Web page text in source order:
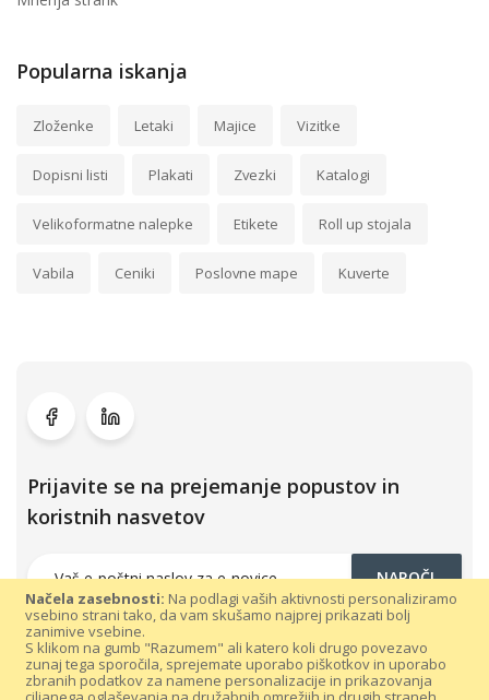
Načela zasebnosti: Na podlagi vaših aktivnosti personaliziramo
vsebino strani tako, da vam skušamo najprej prikazati bolj
zanimive vsebine.
S klikom na gumb "Razumem" ali katero koli drugo povezavo
zunaj tega sporočila, sprejemate uporabo piškotkov in uporabo
zbranih podatkov za namene personalizacije in prikazovanja
Popularna iskanja
Zloženke Letaki Majice Vizitke
Dopisni listi Plakati Zvezki Katalogi
Velikoformatne nalepke Etikete Roll up stojala
Vabila Ceniki Poslovne mape Kuverte
Prijavite se na prejemanje popustov in
koristnih nasvetov
NAROČI